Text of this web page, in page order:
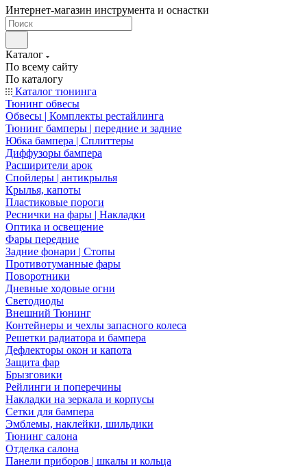
Интернет-магазин инструмента и оснастки
Каталог
По всему сайту
По каталогу
Каталог тюнинга
Тюнинг обвесы
Обвесы | Комплекты рестайлинга
Тюнинг бамперы | передние и задние
Юбка бампера | Сплиттеры
Диффузоры бампера
Расширители арок
Спойлеры | антикрылья
Крылья, капоты
Пластиковые пороги
Реснички на фары | Накладки
Оптика и освещение
Фары передние
Задние фонари | Стопы
Противотуманные фары
Поворотники
Дневные ходовые огни
Светодиоды
Внешний Тюнинг
Контейнеры и чехлы запасного колеса
Решетки радиатора и бампера
Дефлекторы окон и капота
Защита фар
Брызговики
Рейлинги и поперечины
Накладки на зеркала и корпусы
Сетки для бампера
Эмблемы, наклейки, шильдики
Тюнинг салона
Отделка салона
Панели приборов | шкалы и кольца